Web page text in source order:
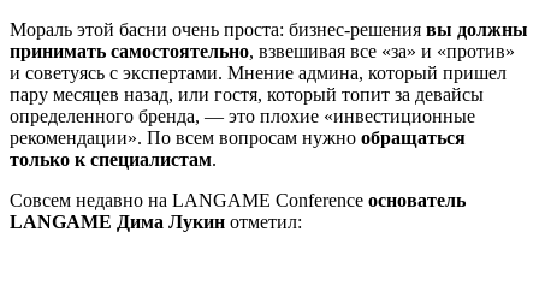
Мораль этой басни очень проста: бизнес-решения вы должны
принимать самостоятельно, взвешивая все «за» и «против»
и советуясь с экспертами. Мнение админа, который пришел
пару месяцев назад, или гостя, который топит за девайсы
определенного бренда, — это плохие «инвестиционные
рекомендации». По всем вопросам нужно обращаться
только к специалистам.
Совсем недавно на LANGAME Conference основатель
LANGAME Дима Лукин отметил: